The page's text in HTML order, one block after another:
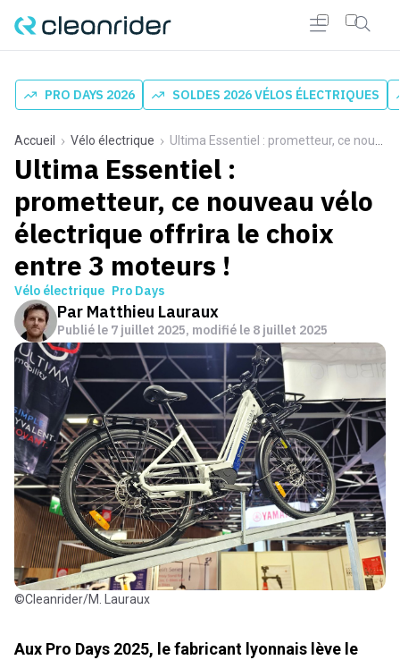
PRO DAYS 2026 SOLDES 2026 VÉLOS ÉLECTRIQUES
Accueil Vélo électrique Ultima Essentiel : prometteur, ce nouveau vélo électrique offrira le choix entre 3 moteurs !
Ultima Essentiel :
prometteur, ce nouveau vélo
électrique offrira le choix
entre 3 moteurs !
Vélo électrique Pro Days
Par Matthieu Lauraux
Publié le 7 juillet 2025, modifié le 8 juillet 2025
©Cleanrider/M. Lauraux
Aux Pro Days 2025, le fabricant lyonnais lève le